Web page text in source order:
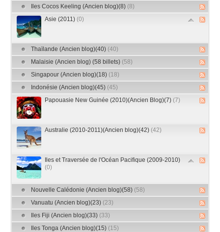
Iles Cocos Keeling (Ancien blog)(8) (8)
Asie (2011) (0)
Thaïlande (Ancien blog)(40) (40)
Malaisie (Ancien blog) (58 billets) (58)
Singapour (Ancien blog)(18) (18)
Indonésie (Ancien blog)(45) (45)
Papouasie New Guinée (2010)(Ancien Blog)(7) (7)
Australie (2010-2011)(Ancien blog)(42) (42)
Iles et Traversée de l'Océan Pacifique (2009-2010)
(0)
Nouvelle Calédonie (Ancien blog)(58) (58)
Vanuatu (Ancien blog)(23) (23)
Iles Fiji (Ancien blog)(33) (33)
Iles Tonga (Ancien blog)(15) (15)